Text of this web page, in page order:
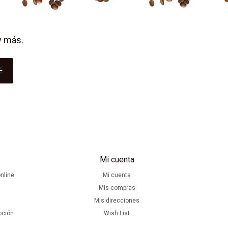
Mi cuenta
Mi cuenta
Mis compras
Mis direcciones
Wish List
más.